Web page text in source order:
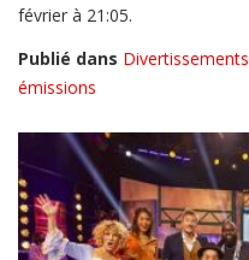
février à 21:05.
Publié dans Divertissements
émissions